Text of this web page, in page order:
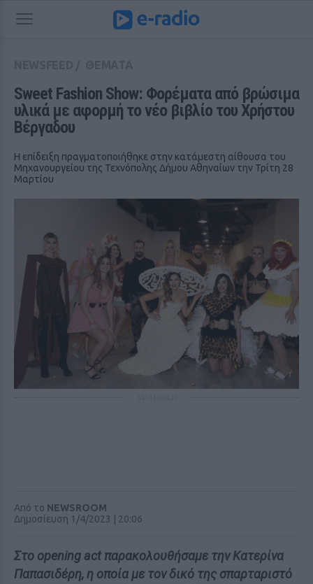
Sweet Fashion Show: Φορέματα από βρώσιμα
υλικά με αφορμή το νέο βιβλίο του Χρήστου
Βέργαδου
Η επίδειξη πραγματοποιήθηκε στην κατάμεστη αίθουσα του
Μηχανουργείου της Τεχνόπολης Δήμου Αθηναίων την Τρίτη 28
Μαρτίου
Από το NEWSROOM
Δημοσίευση 1/4/2023 | 20:06
Στο opening act παρακολουθήσαμε την Κατερίνα
Παπασιδέρη, η οποία με τον δικό της σπαρταριστό